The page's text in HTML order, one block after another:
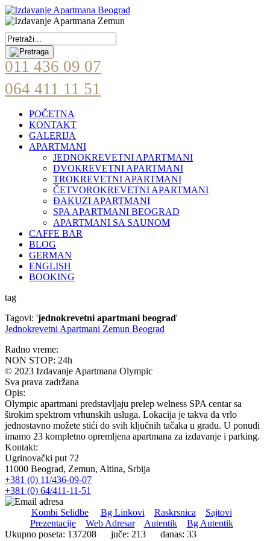
011 436 09 07
064 411 11 51
POČETNA
KONTAKT
GALERIJA
APARTMANI
JEDNOKREVETNI APARTMANI
DVOKREVETNI APARTMANI
TROKREVETNI APARTMANI
ČETVOROKREVETNI APARTMANI
ĐAKUZI APARTMANI
SPA APARTMANI BEOGRAD
APARTMANI SA SAUNOM
CAFFE BAR
BLOG
GERMAN
ENGLISH
BOOKING
tag
Tagovi: 'jednokrevetni apartmani beograd'
Jednokrevetni Apartmani Zemun Beograd
Radno vreme:
NON STOP: 24h
© 2023 Izdavanje Apartmana Olympic
Sva prava zadržana
Opis:
Olympic apartmani predstavljaju prelep welness SPA centar sa
širokim spektrom vrhunskih usluga. Lokacija je takva da vrlo
jednostavno možete stići do svih ključnih tačaka u gradu. U ponudi
imamo 23 kompletno opremljena apartmana za izdavanje i parking.
Kontakt:
Ugrinovački put 72
11000 Beograd, Zemun, Altina, Srbija
+381 (0) 11/436-09-07
+381 (0) 64/411-11-51
Kombi Selidbe Bg Linkovi Raskrsnica
Sajtovi
Prezentacije
Web Adresar Autentik
Bg Autentik
Ukupno poseta: 137208 juče: 213 danas: 33